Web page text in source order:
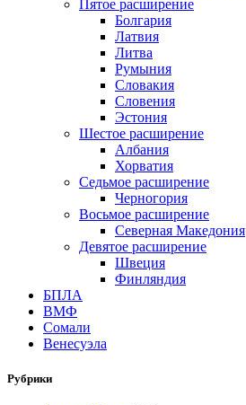
Пятое расширение
Болгария
Латвия
Литва
Румыния
Словакия
Словения
Эстония
Шестое расширение
Албания
Хорватия
Седьмое расширение
Черногория
Восьмое расширение
Северная Македония
Девятое расширение
Швеция
Финляндия
БПЛА
ВМФ
Сомали
Венесуэла
Рубрики